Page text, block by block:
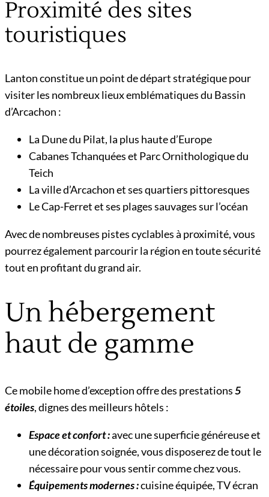
Proximité des sites
touristiques
Lanton constitue un point de départ stratégique pour
visiter les nombreux lieux emblématiques du Bassin
d’Arcachon :
La Dune du Pilat, la plus haute d’Europe
Cabanes Tchanquées et Parc Ornithologique du
Teich
La ville d’Arcachon et ses quartiers pittoresques
Le Cap-Ferret et ses plages sauvages sur l’océan
Avec de nombreuses pistes cyclables à proximité, vous
pourrez également parcourir la région en toute sécurité
tout en profitant du grand air.
Un hébergement
haut de gamme
Ce mobile home d’exception offre des prestations5
étoiles, dignes des meilleurs hôtels :
Espace et confort :avec une superficie généreuse et
une décoration soignée, vous disposerez de tout le
nécessaire pour vous sentir comme chez vous.
Équipements modernes :cuisine équipée, TV écran